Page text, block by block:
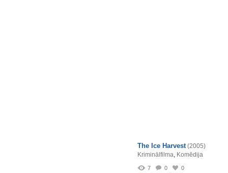
The Ice Harvest (2005)
Kriminālfilma, Komēdija
7 0 0